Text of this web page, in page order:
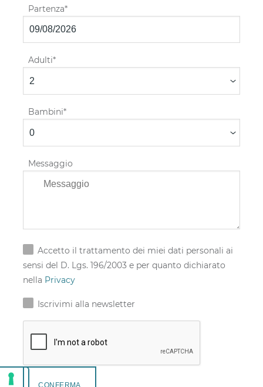
Partenza
Adulti
Bambini
Messaggio
Accetto il trattamento dei miei dati personali ai
sensi del D. Lgs. 196/2003 e per quanto dichiarato
nella Privacy
Iscrivimi alla newsletter